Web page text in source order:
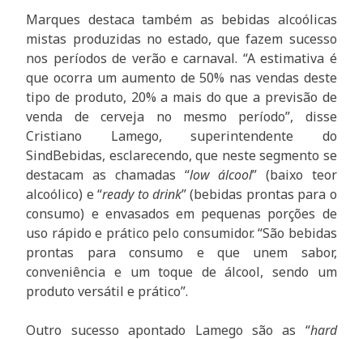
Marques destaca também as bebidas alcoólicas
mistas produzidas no estado, que fazem sucesso
nos períodos de verão e carnaval. “A estimativa é
que ocorra um aumento de 50% nas vendas deste
tipo de produto, 20% a mais do que a previsão de
venda de cerveja no mesmo período”, disse
Cristiano Lamego, superintendente do
SindBebidas, esclarecendo, que neste segmento se
destacam as chamadas “low álcool” (baixo teor
alcoólico) e “ready to drink” (bebidas prontas para o
consumo) e envasados em pequenas porções de
uso rápido e prático pelo consumidor. “São bebidas
prontas para consumo e que unem sabor,
conveniência e um toque de álcool, sendo um
produto versátil e prático”.
Outro sucesso apontado Lamego são as “hard